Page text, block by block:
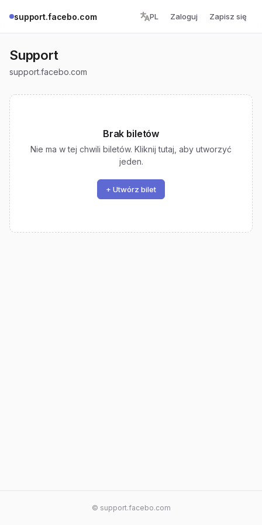
support.facebo.com PL Zaloguj Zapisz się
Support
support.facebo.com
Brak biletów
Nie ma w tej chwili biletów. Kliknij tutaj, aby utworzyć
jeden.
+ Utwórz bilet
© support.facebo.com